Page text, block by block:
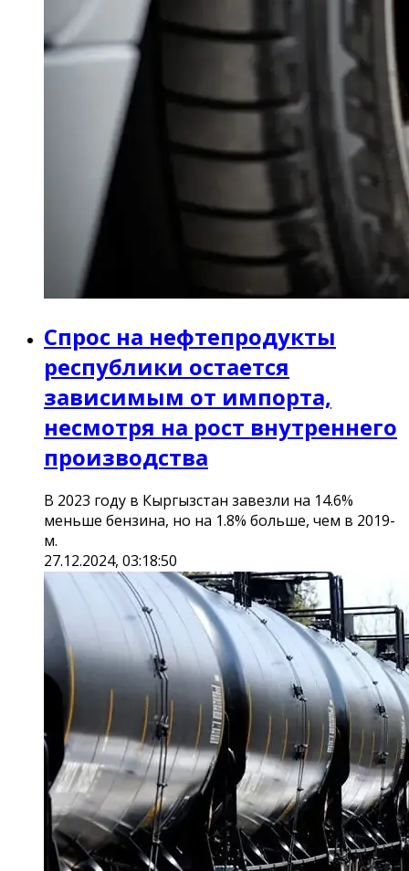
Спрос на нефтепродукты
республики остается
зависимым от импорта,
несмотря на рост внутреннего
производства
В 2023 году в Кыргызстан завезли на 14.6%
меньше бензина, но на 1.8% больше, чем в 2019-
м.
27.12.2024, 03:18:50